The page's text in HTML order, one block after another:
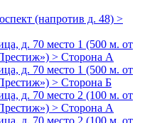
(напротив д. 48) >
д. 70 место 1 (500 м. от
> Сторона А
д. 70 место 1 (500 м. от
> Сторона Б
д. 70 место 2 (100 м. от
> Сторона А
д. 70 место 2 (100 м. от